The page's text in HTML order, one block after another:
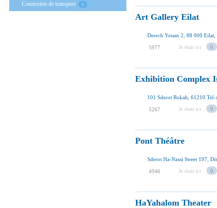
Art Gallery Eilat
Derech Yotam 2, 88 000 Eilat,
5977 Je étais ici 0
Exhibition Complex
101 Sderot Rokah, 61210
5267 Je étais ici 0
Pont Théâtre
Sderot Ha-Nassi Street 197,
4946 Je étais ici 0
HaYahalom Theater
Connexion de transport 1